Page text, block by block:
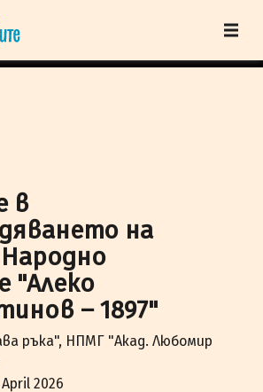
ползва cookies, за да осигурим по-
и да подобрим Вашето преживяване.Научи
в
на
"Алеко
– 1897"
ръка", НПМГ "Акад. Любомир
2026